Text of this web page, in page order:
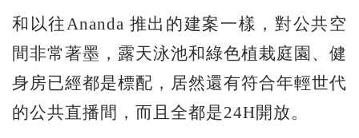
和以往Ananda 推出的建案一樣，對公共空
間非常著墨，露天泳池和綠色植栽庭園、健
身房已經都是標配，居然還有符合年輕世代
的公共直播間，而且全都是24H開放。